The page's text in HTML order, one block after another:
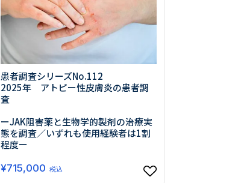
患者調査シリーズNo.112
2025年 アトピー性皮膚炎の患者調
査
ーJAK阻害薬と生物学的製剤の治療実
態を調査／いずれも使用経験者は1割
程度ー
¥715,000 税込